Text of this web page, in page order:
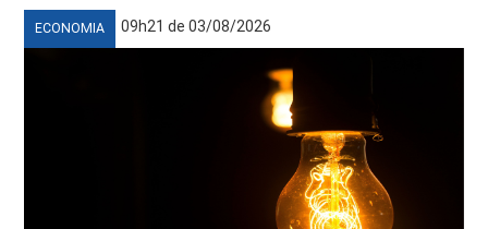
ECONOMIA 09h21 de 03/08/2026